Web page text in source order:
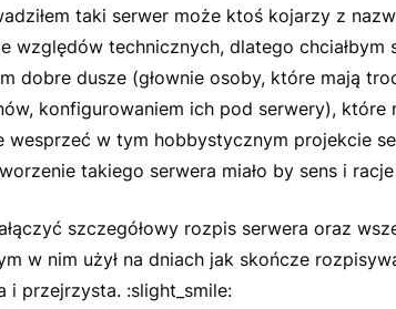
taki serwer może ktoś kojarzy z
względów technicznych, dlatego chciałbym
dobre dusze (głownie osoby, które mają
konfigurowaniem ich pod serwery), które
wesprzeć w tym hobbystycznym projekcie
takiego serwera miało by sens i
szczegółowy rozpis serwera oraz
w nim użył na dniach jak skończe
i przejrzysta. :slight_smile: